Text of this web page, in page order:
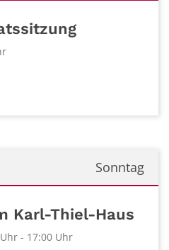
Sonntag
Karl-Thiel-Haus
- 17:00 Uhr